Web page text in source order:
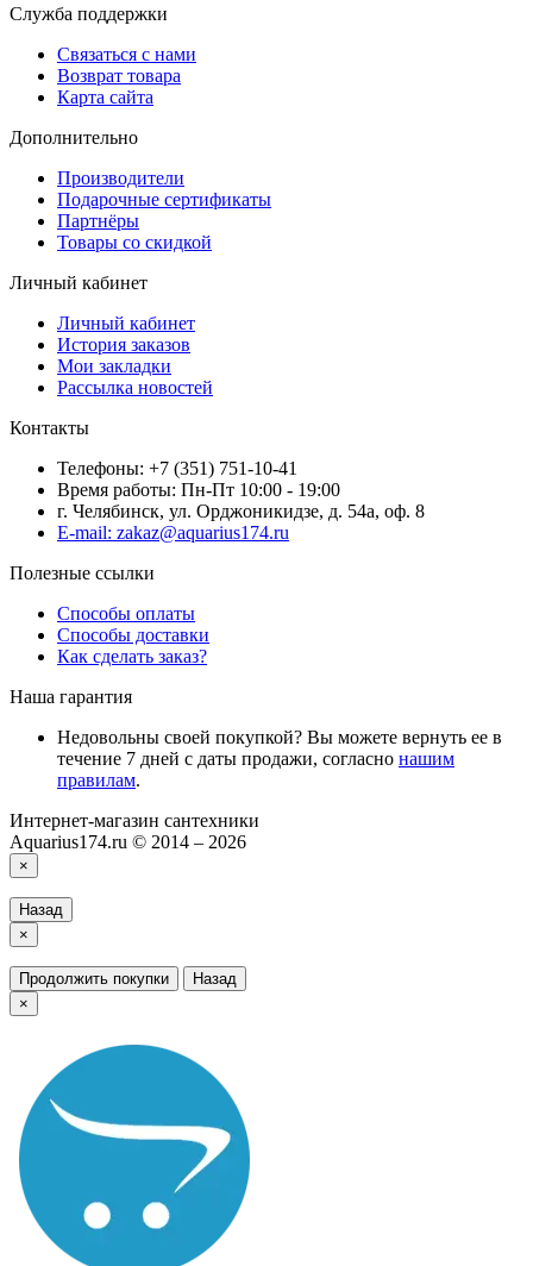
Служба поддержки
Связаться с нами
Возврат товара
Карта сайта
Дополнительно
Производители
Подарочные сертификаты
Партнёры
Товары со скидкой
Личный кабинет
Личный кабинет
История заказов
Мои закладки
Рассылка новостей
Контакты
Телефоны: +7 (351) 751-10-41
Время работы: Пн-Пт 10:00 - 19:00
г. Челябинск, ул. Орджоникидзе, д. 54а, оф. 8
E-mail: zakaz@aquarius174.ru
Полезные ссылки
Способы оплаты
Способы доставки
Как сделать заказ?
Наша гарантия
Недовольны своей покупкой? Вы можете вернуть ее в
течение 7 дней с даты продажи, согласно нашим
правилам.
Интернет-магазин сантехники
Aquarius174.ru © 2014 – 2026
×
Назад
×
Продолжить покупки
Назад
×